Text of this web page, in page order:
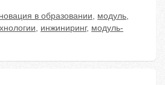
в образовании, модуль,
, инжиниринг, модуль-